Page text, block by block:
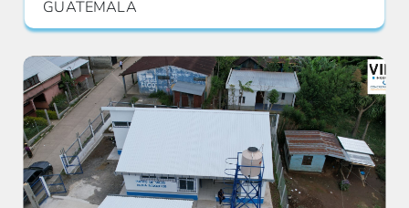
GUATEMALA